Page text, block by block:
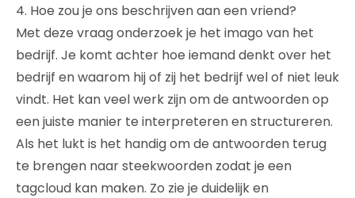
4. Hoe zou je ons beschrijven aan een vriend?
Met deze vraag onderzoek je het imago van het
bedrijf. Je komt achter hoe iemand denkt over het
bedrijf en waarom hij of zij het bedrijf wel of niet leuk
vindt. Het kan veel werk zijn om de antwoorden op
een juiste manier te interpreteren en structureren.
Als het lukt is het handig om de antwoorden terug
te brengen naar steekwoorden zodat je een
tagcloud kan maken. Zo zie je duidelijk en